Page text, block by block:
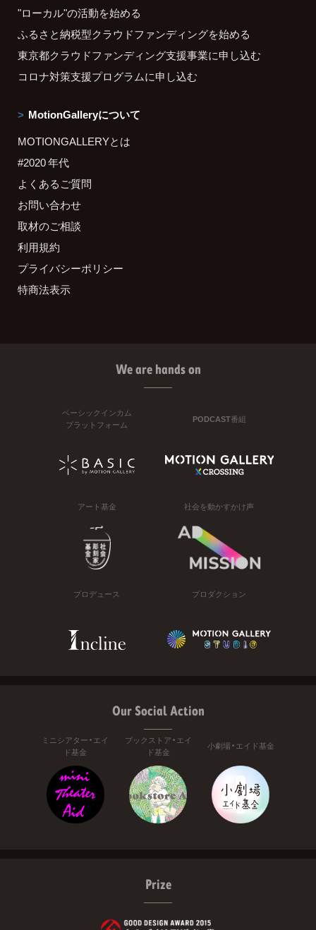
"ローカル"の活動を始める
ふるさと納税型クラウドファンディングを始める
東京都クラウドファンディング支援事業に申し込む
コロナ対策支援プログラムに申し込む
MotionGalleryについて
MOTIONGALLERYとは
#2020 年代
よくあるご質問
お問い合わせ
取材のご相談
利用規約
プライバシーポリシー
特商法表示
We are hands on
ベーシックインカム
プラットフォーム
PODCAST番組
アート基金 社会を動かすかけ声
プロデュース プロダクション
Our Social Action
ミニシアター・エイ
ド基金
ブックストア・エイ
ド基金
小劇場・エイド基金
Prize